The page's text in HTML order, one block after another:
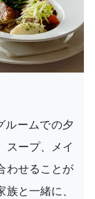
ルームでの夕
スープ、メイ
わせることが
と一緒に、